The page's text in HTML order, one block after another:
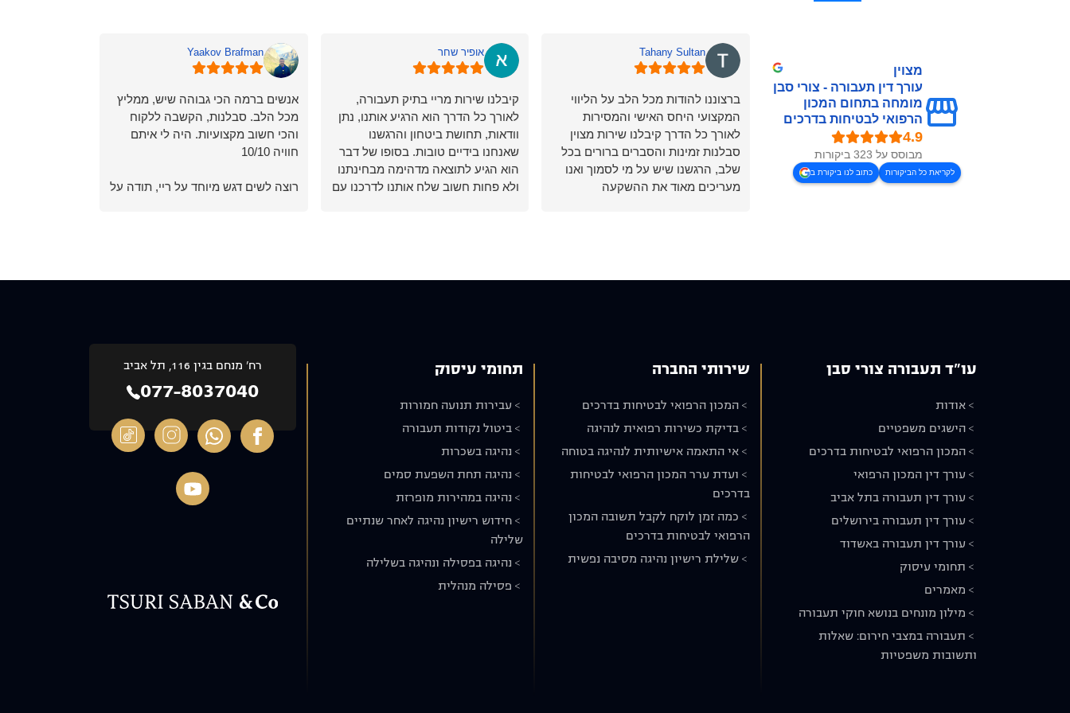
מצוין
עורך דין תעבורה - צורי סבן
מומחה בתחום המכון
הרפואי לבטיחות בדרכים
מבוסס על 323 ביקורות
לקריאת כל הביקורות כתוב לנו ביקורת ב
Tahany Sultan
ברצוננו להודות מכל הלב על הליווי
המקצועי היחס האישי והמסירות
לאורך כל הדרך קיבלנו שירות מצוין
סבלנות זמינות והסברים ברורים בכל
שלב, הרגשנו שיש על מי לסמוך ואנו
מעריכים מאוד את ההשקעה
אופיר שחר
קיבלנו שירות מריי בתיק תעבורה,
לאורך כל הדרך הוא הרגיע אותנו, נתן
וודאות, תחושת ביטחון והרגשנו
שאנחנו בידיים טובות. בסופו של דבר
הוא הגיע לתוצאה מדהימה מבחינתנו
ולא פחות חשוב שלח אותנו לדרכנו עם
Yaakov Brafman
אנשים ברמה הכי גבוהה שיש, ממליץ
מכל הלב. סבלנות, הקשבה ללקוח
והכי חשוב מקצועיות. היה לי איתם
חוויה 10/10
רוצה לשים דגש מיוחד על ריי, תודה על
עו"ד תעבורה צורי סבן
אודות
הישגים משפטיים
המכון הרפואי לבטיחות בדרכים
עורך דין המכון הרפואי
עורך דין תעבורה בתל אביב
עורך דין תעבורה בירושלים
עורך דין תעבורה באשדוד
תחומי עיסוק
מאמרים
מילון מונחים בנושא חוקי תעבורה
תעבורה במצבי חירום: שאלות
ותשובות משפטיות
שירותי החברה
המכון הרפואי לבטיחות בדרכים
בדיקת כשירות רפואית לנהיגה
אי התאמה אישיותית לנהיגה בטוחה
ועדת ערר המכון הרפואי לבטיחות
בדרכים
כמה זמן לוקח לקבל תשובה המכון
הרפואי לבטיחות בדרכים
שלילת רישיון נהיגה מסיבה נפשית
תחומי עיסוק
עבירות תנועה חמורות
ביטול נקודות תעבורה
נהיגה בשכרות
נהיגה תחת השפעת סמים
נהיגה במהירות מופרזת
חידוש רישיון נהיגה לאחר שנתיים
שלילה
נהיגה בפסילה ונהיגה בשלילה
פסילה מנהלית
רח’ מנחם בגין 116, תל אביב
077-8037040